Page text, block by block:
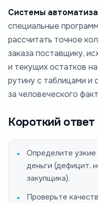
Системы
специальные
рассчитать точное
заказа поставщику,
и текущих остатков
рутину с таблицами и
за человеческого
Короткий ответ
Определите узкие
деньги (дефицит,
закупщика).
Проверьте